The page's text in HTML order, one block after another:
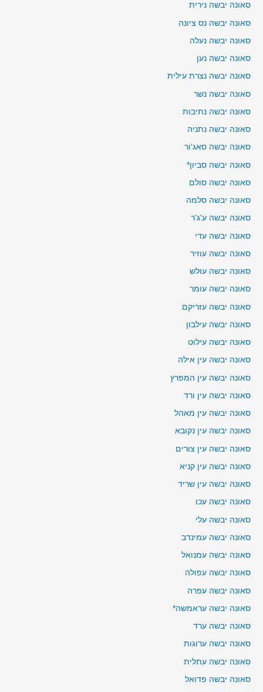
סאונה יבשה נירית
סאונה יבשה נס ציונה
סאונה יבשה נעלה
סאונה יבשה נען
סאונה יבשה נצרת עילית
סאונה יבשה נשר
סאונה יבשה נתיבות
סאונה יבשה נתניה
סאונה יבשה סאג'ור
סאונה יבשה סביון*
סאונה יבשה סולם
סאונה יבשה סלמה
סאונה יבשה ע'ג'ר
סאונה יבשה עדי
סאונה יבשה עוזיר
סאונה יבשה עולש
סאונה יבשה עומר
סאונה יבשה עזריקם
סאונה יבשה עילבון
סאונה יבשה עילוט
סאונה יבשה עין אילה
סאונה יבשה עין המפרץ
סאונה יבשה עין ורד
סאונה יבשה עין מאהל
סאונה יבשה עין נקובא
סאונה יבשה עין צורים
סאונה יבשה עין קניא
סאונה יבשה עין שריד
סאונה יבשה עכו
סאונה יבשה עלי
סאונה יבשה עמינדב
סאונה יבשה עמנואל
סאונה יבשה עפולה
סאונה יבשה עפרה
סאונה יבשה עראמשה*
סאונה יבשה ערד
סאונה יבשה ערוגות
סאונה יבשה עתלית
סאונה יבשה פדואל